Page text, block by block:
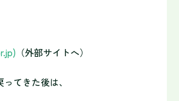
（外部サイトへ）
てきた後は、